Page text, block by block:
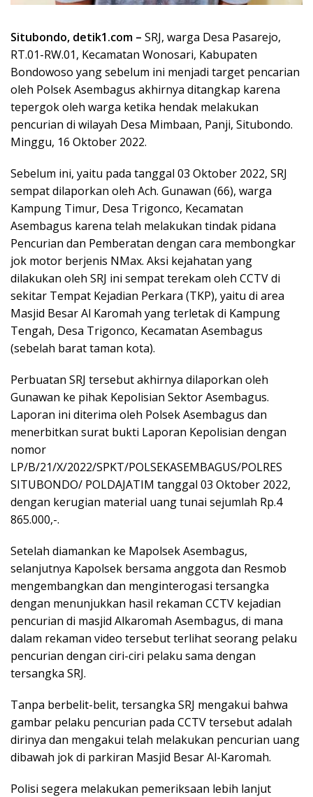
Situbondo, detik1.com – SRJ, warga Desa Pasarejo,
RT.01-RW.01, Kecamatan Wonosari, Kabupaten
Bondowoso yang sebelum ini menjadi target pencarian
oleh Polsek Asembagus akhirnya ditangkap karena
tepergok oleh warga ketika hendak melakukan
pencurian di wilayah Desa Mimbaan, Panji, Situbondo.
Minggu, 16 Oktober 2022.
Sebelum ini, yaitu pada tanggal 03 Oktober 2022, SRJ
sempat dilaporkan oleh Ach. Gunawan (66), warga
Kampung Timur, Desa Trigonco, Kecamatan
Asembagus karena telah melakukan tindak pidana
Pencurian dan Pemberatan dengan cara membongkar
jok motor berjenis NMax. Aksi kejahatan yang
dilakukan oleh SRJ ini sempat terekam oleh CCTV di
sekitar Tempat Kejadian Perkara (TKP), yaitu di area
Masjid Besar Al Karomah yang terletak di Kampung
Tengah, Desa Trigonco, Kecamatan Asembagus
(sebelah barat taman kota).
Perbuatan SRJ tersebut akhirnya dilaporkan oleh
Gunawan ke pihak Kepolisian Sektor Asembagus.
Laporan ini diterima oleh Polsek Asembagus dan
menerbitkan surat bukti Laporan Kepolisian dengan
nomor
LP/B/21/X/2022/SPKT/POLSEKASEMBAGUS/POLRES
SITUBONDO/ POLDAJATIM tanggal 03 Oktober 2022,
dengan kerugian material uang tunai sejumlah Rp.4
865.000,-.
Setelah diamankan ke Mapolsek Asembagus,
selanjutnya Kapolsek bersama anggota dan Resmob
mengembangkan dan menginterogasi tersangka
dengan menunjukkan hasil rekaman CCTV kejadian
pencurian di masjid Alkaromah Asembagus, di mana
dalam rekaman video tersebut terlihat seorang pelaku
pencurian dengan ciri-ciri pelaku sama dengan
tersangka SRJ.
Tanpa berbelit-belit, tersangka SRJ mengakui bahwa
gambar pelaku pencurian pada CCTV tersebut adalah
dirinya dan mengakui telah melakukan pencurian uang
dibawah jok di parkiran Masjid Besar Al-Karomah.
Polisi segera melakukan pemeriksaan lebih lanjut